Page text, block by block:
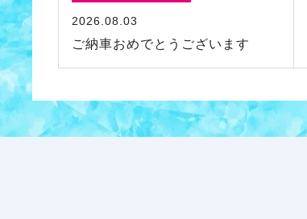
2026.08.03
ご納車おめでとうございます